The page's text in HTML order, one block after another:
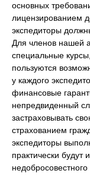
основных
лицензированием
экспедиторы
Для членов нашей
специальные
пользуются
у каждого
финансовые
непредвиденный
застраховывать
страхованием
экспедиторы
практически будут